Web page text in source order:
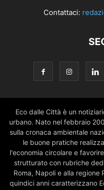
Contattaci:
Eco dalle Città è un
urbano. Nato nel febbraio
sulla cronaca ambientale
le buone pratiche
l'economia circolare e
strutturato con rubriche
Roma, Napoli e alla
quindici anni caratterizzano